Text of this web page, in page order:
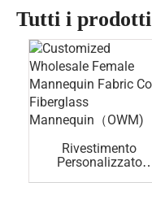
Tutti i prodotti
Rivestimento
Personalizzato